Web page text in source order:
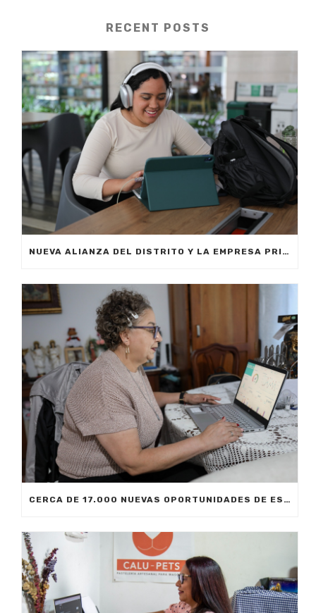
RECENT POSTS
NUEVA ALIANZA DEL DISTRITO Y LA EMPRESA PRIVADA PERMITIRÁ FORMAR A CIUDADANOS DE MEDELLÍN EN INTELIGENCIA ARTIFICIAL APLICADA A LOS NEGOCIOS
CERCA DE 17.000 NUEVAS OPORTUNIDADES DE ESTUDIO SIN COSTO PARA MEDELLÍN